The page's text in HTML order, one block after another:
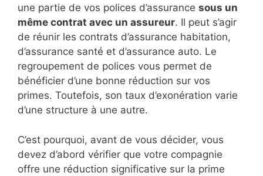
une partie de vos polices d’assurance sous un
même contrat avec un assureur. Il peut s’agir
de réunir les contrats d’assurance habitation,
d’assurance santé et d’assurance auto. Le
regroupement de polices vous permet de
bénéficier d’une bonne réduction sur vos
primes. Toutefois, son taux d’exonération varie
d’une structure à une autre.
C’est pourquoi, avant de vous décider, vous
devez d’abord vérifier que votre compagnie
offre une réduction significative sur la prime